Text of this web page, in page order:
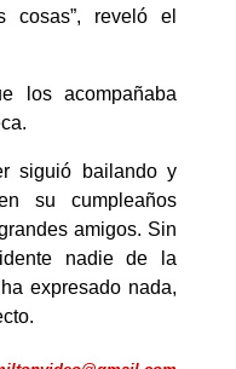
cosas”, reveló el
los acompañaba
siguió bailando y
su cumpleaños
amigos. Sin
nadie de la
expresado nada,